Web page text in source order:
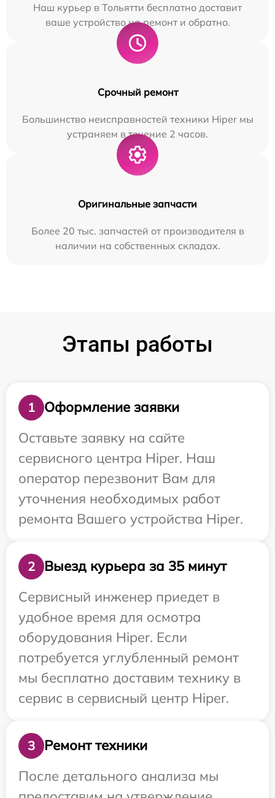
Наш курьер в Тольятти бесплатно доставит
ваше устройство на ремонт и обратно.
Срочный ремонт
Большинство неисправностей техники Hiper мы
устраняем в течение 2 часов.
Оригинальные запчасти
Более 20 тыс. запчастей от производителя в
наличии на собственных складах.
Этапы работы
1
Оформление заявки
Оставьте заявку на сайте
сервисного центра Hiper. Наш
оператор перезвонит Вам для
уточнения необходимых работ
ремонта Вашего устройства Hiper.
2
Выезд курьера за 35 минут
Сервисный инженер приедет в
удобное время для осмотра
оборудования Hiper. Если
потребуется углубленный ремонт
мы бесплатно доставим технику в
сервис в сервисный центр Hiper.
3
Ремонт техники
После детального анализа мы